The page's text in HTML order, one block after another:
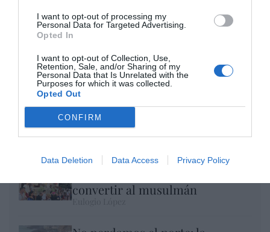
I want to opt-out of processing my
Personal Data for Targeted Advertising.
Opted In
I want to opt-out of Collection, Use,
Retention, Sale, and/or Sharing of my
Personal Data that Is Unrelated with the
Purposes for which it was collected.
Opted Out
CONFIRM
Data Deletion Data Access Privacy Policy
El IBEX 35 cerró la sesión del miércoles en
los 20.057 puntos, un nuevo récord
convertir al musulmán